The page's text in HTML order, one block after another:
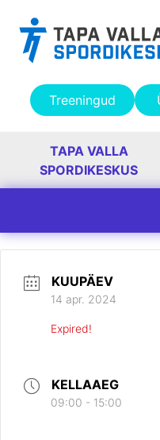
Treeningud
TAPA VALLA
SPORDIKESKUS
Peamine
KUUPÄEV
14 apr. 2024
Expired!
KELLAAEG
09:00 - 15:00